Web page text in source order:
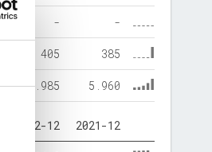
- -
405 385
6.985 5.960
2022-12 2021-12